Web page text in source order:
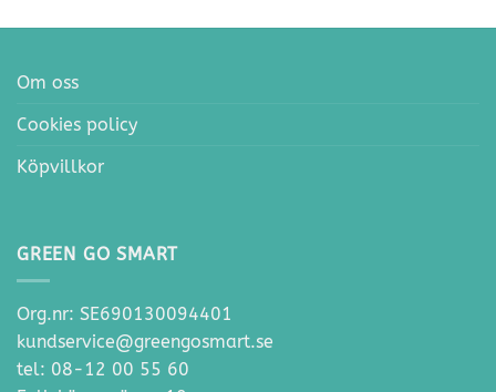
Om oss
Cookies policy
Köpvillkor
GREEN GO SMART
Org.nr: SE690130094401
kundservice@greengosmart.se
tel: 08-12 00 55 60